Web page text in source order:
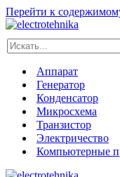
Перейти к
Искать...
Аппарат
Генератор
Конденсатор
Микросхема
Транзистор
Электричество
Компьютерные